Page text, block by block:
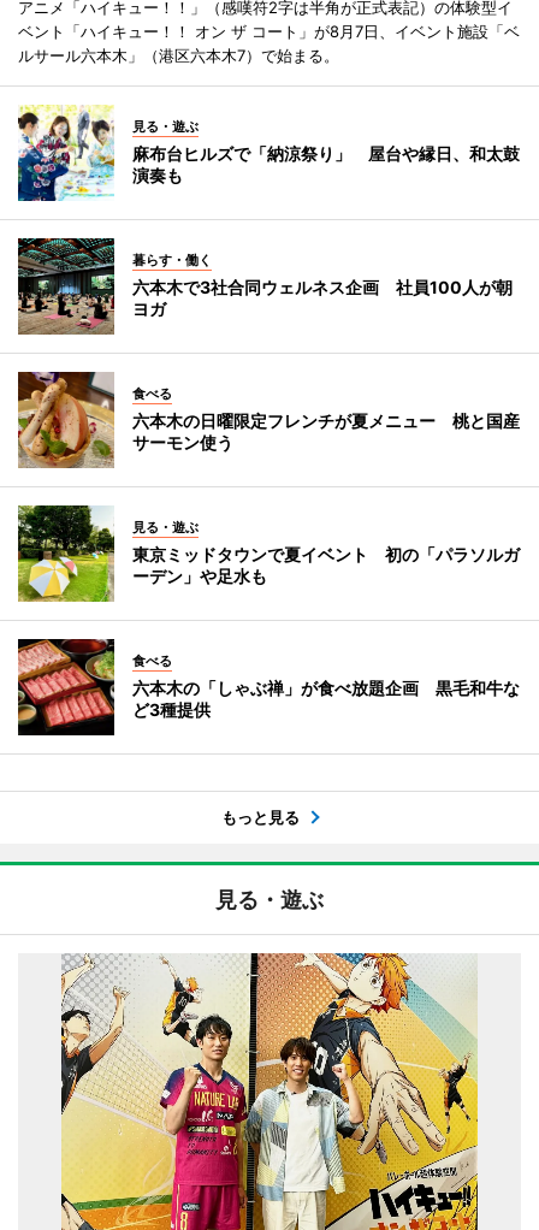
アニメ「ハイキュー！！」（感嘆符2字は半角が正式表記）の体験型イ
ベント「ハイキュー！！ オン ザ コート」が8月7日、イベント施設「ベ
ルサール六本木」（港区六本木7）で始まる。
見る・遊ぶ
麻布台ヒルズで「納涼祭り」 屋台や縁日、和太鼓
演奏も
暮らす・働く
六本木で3社合同ウェルネス企画 社員100人が朝
ヨガ
食べる
六本木の日曜限定フレンチが夏メニュー 桃と国産
サーモン使う
見る・遊ぶ
東京ミッドタウンで夏イベント 初の「パラソルガ
ーデン」や足水も
食べる
六本木の「しゃぶ禅」が食べ放題企画 黒毛和牛な
ど3種提供
もっと見る
見る・遊ぶ